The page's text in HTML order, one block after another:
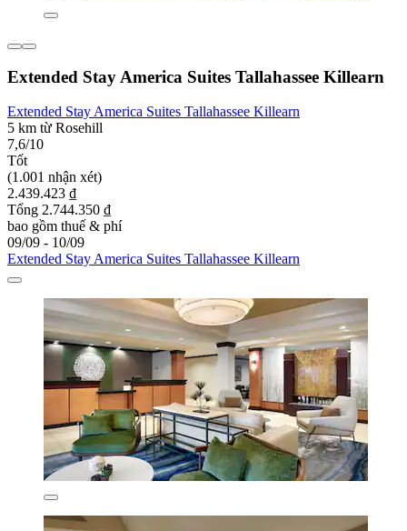
Extended Stay America Suites Tallahassee Killearn
Extended Stay America Suites Tallahassee Killearn
5 km từ Rosehill
7,6/10
Tốt
(1.001 nhận xét)
2.439.423 ₫
Tổng 2.744.350 ₫
bao gồm thuế & phí
09/09 - 10/09
Extended Stay America Suites Tallahassee Killearn